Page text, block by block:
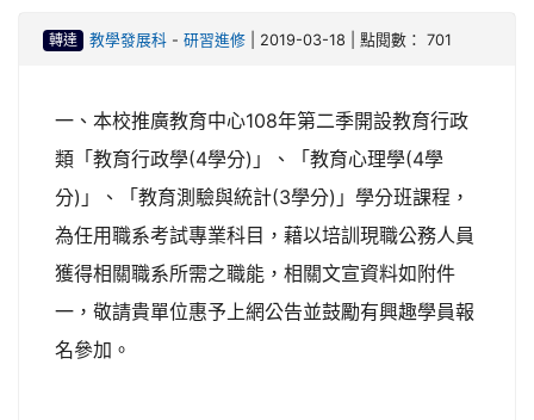
轉達 教學發展科- 研習進修| 2019-03-18 | 點閱數： 701
一、本校推廣教育中心108年第二季開設教育行政
類「教育行政學(4學分)」、「教育心理學(4學
分)」、「教育測驗與統計(3學分)」學分班課程，
為任用職系考試專業科目，藉以培訓現職公務人員
獲得相關職系所需之職能，相關文宣資料如附件
一，敬請貴單位惠予上網公告並鼓勵有興趣學員報
名參加。